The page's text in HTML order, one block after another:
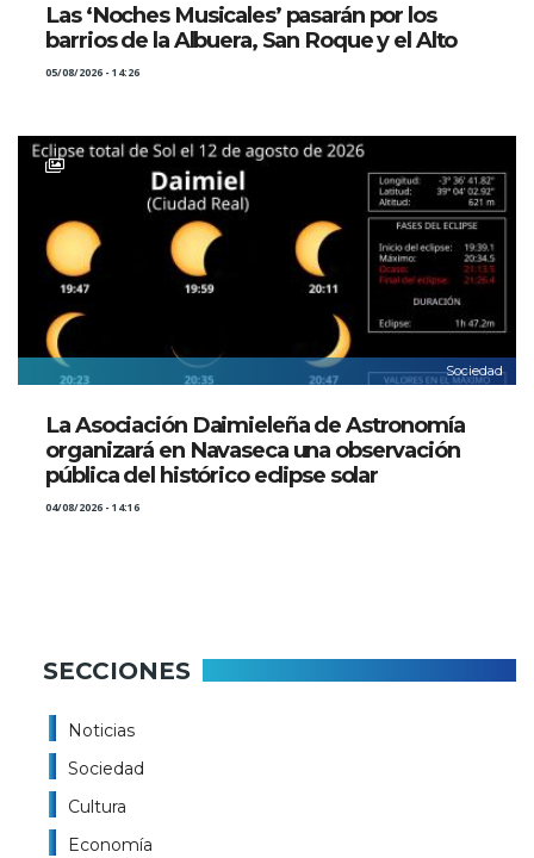
Las ‘Noches Musicales’ pasarán por los
barrios de la Albuera, San Roque y el Alto
05/08/2026 - 14:26
Sociedad
La Asociación Daimieleña de Astronomía
organizará en Navaseca una observación
pública del histórico eclipse solar
04/08/2026 - 14:16
SECCIONES
Noticias
Sociedad
Cultura
Economía